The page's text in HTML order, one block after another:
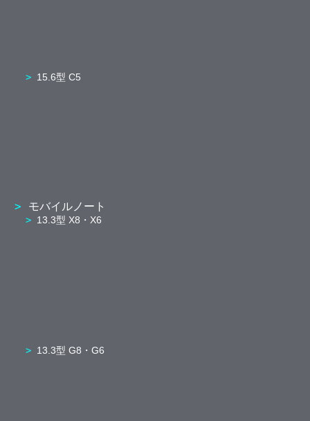
15.6型 C5
モバイルノート
13.3型 X8・X6
13.3型 G8・G6